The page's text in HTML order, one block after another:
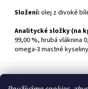
Složení: olej z divoké
Analitycké složky (na
99,00 %, hrubá vláknina
omega-3 mastné